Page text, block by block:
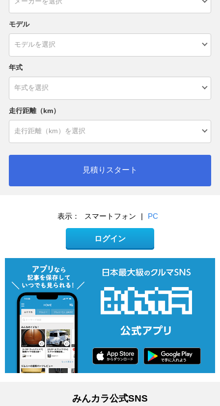
モデル
年式
走行距離（km）
見積りスタート
表示： スマートフォン | PC
ログイン
みんカラ公式SNS